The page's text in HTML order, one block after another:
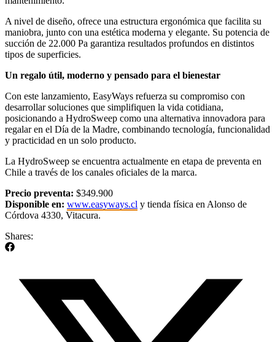
A nivel de diseño, ofrece una estructura ergonómica que facilita su
maniobra, junto con una estética moderna y elegante. Su potencia de
succión de 22.000 Pa garantiza resultados profundos en distintos
tipos de superficies.
Un regalo útil, moderno y pensado para el bienestar
Con este lanzamiento, EasyWays refuerza su compromiso con
desarrollar soluciones que simplifiquen la vida cotidiana,
posicionando a HydroSweep como una alternativa innovadora para
regalar en el Día de la Madre, combinando tecnología, funcionalidad
y practicidad en un solo producto.
La HydroSweep se encuentra actualmente en etapa de preventa en
Chile a través de los canales oficiales de la marca.
Precio preventa: $349.900
Disponible en: www.easyways.cl y tienda física en Alonso de
Córdova 4330, Vitacura.
Shares: